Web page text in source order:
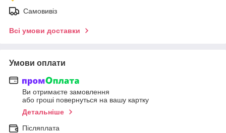
Самовивіз
Всі умови доставки
Умови оплати
Ви отримаєте замовлення
або гроші повернуться на вашу картку
Детальніше
Післяплата